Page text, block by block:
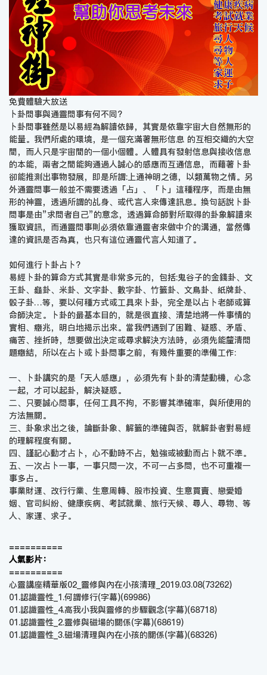
免費體驗大放送
卜卦問事與通靈問事有何不同?
卜卦問事雖然是以易經為解讀依歸，其實是依靠宇宙大自然無形的
能量。我們所處的環境，是一個充滿著無形信息 的互相交織的大空
間，而人只是宇宙間的一個小個體。人體具有發射信息與接收信息
的本能，兩者之間能夠通過人誠心的感應而互通信息，而藉著卜卦
卻能推測出事物發展，即是所謂:上通神明之德，以類萬物之情。另
外通靈問事一般並不需要透過「占」、「卜」這種程序，而是由無
形的神靈，透過所謂的乩身、或代言人來傳達訊息。換句話說卜卦
問事是由”求問者自己”的意念，透過算命師對所取得的卦象解讀來
獲取資訊，而通靈問事則必須依靠通靈者來做中介的溝通，當然傳
達的資訊是否為真，也只有這位通靈代言人知道了。
如何進行卜卦占卜?
易經卜卦的算命方式其實是非常多元的，包括:鬼谷子的金錢卦、文
王卦、龜卦、米卦、文字卦、數字卦、竹籤卦、文鳥卦、紙牌卦、
骰子卦…等，要以何種方式或工具來卜卦，完全是以占卜老師或算
命師決定。卜卦的最基本目的，就是很直接、清楚地將一件事情的
實相、癥兆，明白地揭示出來。當我們遇到了困難、疑惑、矛盾、
痛苦、挫折時，想要做出決定或尋求解決方法時，必須先能釐清問
題癥結，所以在占卜或卜卦問事之前，有幾件重要的準備工作:
一、卜卦講究的是「天人感應」，必須先有卜卦的清楚動機，心念
一起，才可以起卦，解決疑惑。
二、只要誠心問事，任何工具不拘，不影響其準確率，與所使用的
方法無關。
三、卦象求出之後，論斷卦象、解籤的準確與否，就解卦者對易經
的理解程度有關。
四、謹記心動才占卜，心不動時不占，勉強或被動而占卜就不準。
五、一次占卜一事，一事只問一次，不可一占多問，也不可重複一
事多占。
事業財運、改行行業、生意周轉、股市投資、生意買賣、戀愛婚
姻、官司糾紛、健康疾病、考試就業、旅行天候、尋人、尋物、等
人、家運、求子。
==========
人氣影片：
==========
心靈講座精華版02_靈修與內在小孩清理_2019.03.08(73262)
01.認識靈性_1.何謂修行(字幕)(69986)
01.認識靈性_4.高我小我與靈修的步驟觀念(字幕)(68718)
01.認識靈性_2.靈修與磁場的關係(字幕)(68619)
01.認識靈性_3.磁場清理與內在小孩的關係(字幕)(68326)